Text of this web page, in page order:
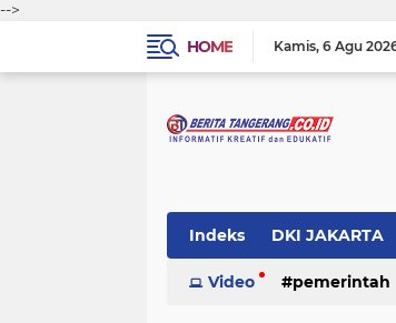
-->
HOME
Kamis 6 Agu
Indeks DKI JAKARTA
Pemerintah
Video pemerintah